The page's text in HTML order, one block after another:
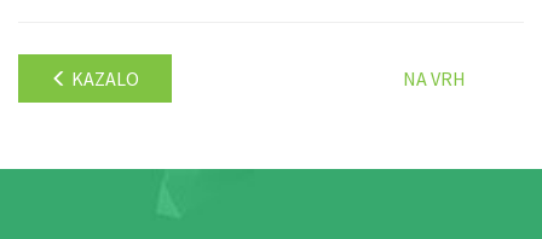
KAZALO NA VRH